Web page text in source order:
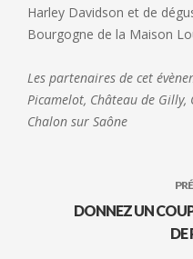
Harley Davidson et de
Bourgogne de la Maison
Les partenaires de cet
Picamelot, Château de Gilly,
Chalon sur Saône
DONNEZ UN
DE